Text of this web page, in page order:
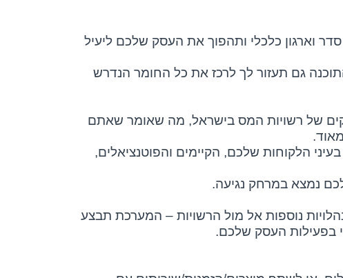
וארגון כלכלי ותהפוך את העסק שלכם ליעיל
גם תעזור לך לרכז את כל החומר הנדרש
של רשויות המס בישראל, מה שאומר שאתם
הלקוחות שלכם, הקיימים והפוטנציאלים,
נמצא במרחק נגיעה.
נוספות אל מול הרשויות – המערכת תבצע
בפעילות העסק שלכם.